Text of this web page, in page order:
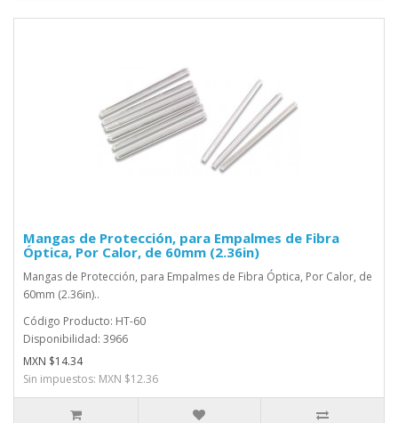
Mangas de Protección, para Empalmes de Fibra
Óptica, Por Calor, de 60mm (2.36in)
Mangas de Protección, para Empalmes de Fibra Óptica, Por Calor, de
60mm (2.36in)..
Código Producto: HT-60
Disponibilidad: 3966
MXN $14.34
Sin impuestos: MXN $12.36